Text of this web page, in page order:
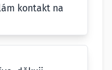
kontakt na